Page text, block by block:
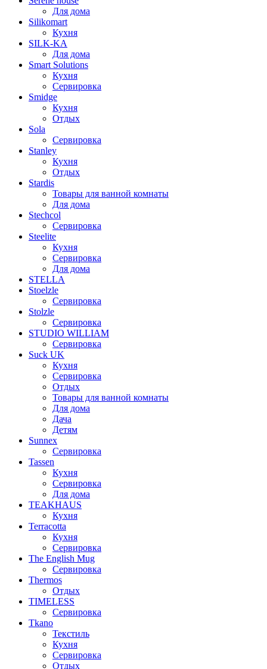
Для дома
Silikomart
Кухня
SILK-KA
Для дома
Smart Solutions
Кухня
Сервировка
Smidge
Кухня
Отдых
Sola
Сервировка
Stanley
Кухня
Отдых
Stardis
Товары для ванной комнаты
Для дома
Stechcol
Сервировка
Steelite
Кухня
Сервировка
Для дома
STELLA
Stoelzle
Сервировка
Stolzle
Сервировка
STUDIO WILLIAM
Сервировка
Suck UK
Кухня
Сервировка
Отдых
Товары для ванной комнаты
Для дома
Дача
Детям
Sunnex
Сервировка
Tassen
Кухня
Сервировка
Для дома
TEAKHAUS
Кухня
Terracotta
Кухня
Сервировка
The English Mug
Сервировка
Thermos
Отдых
TIMELESS
Сервировка
Tkano
Текстиль
Кухня
Сервировка
Отдых